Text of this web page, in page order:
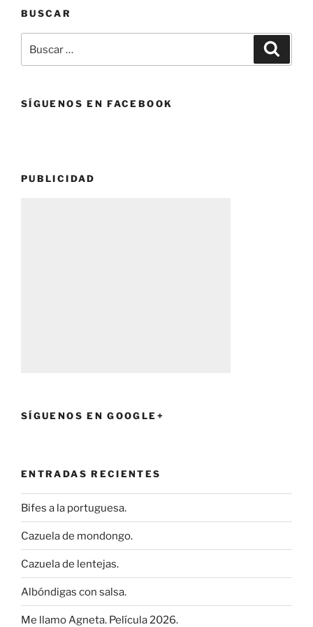
BUSCAR
por:
SÍGUENOS EN FACEBOOK
PUBLICIDAD
SÍGUENOS EN GOOGLE+
ENTRADAS RECIENTES
Bifes a la portuguesa.
Cazuela de mondongo.
Cazuela de lentejas.
Albóndigas con salsa.
Me llamo Agneta. Película 2026.